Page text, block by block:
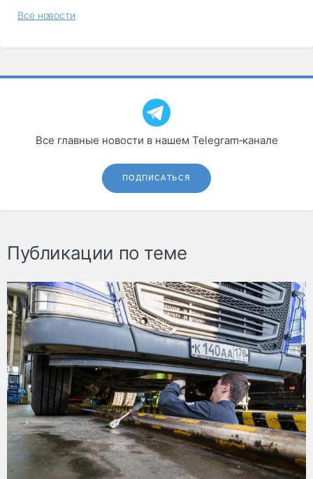
Все новости
Все главные новости в нашем Telegram‑канале
ПОДПИСАТЬСЯ
Публикации по теме